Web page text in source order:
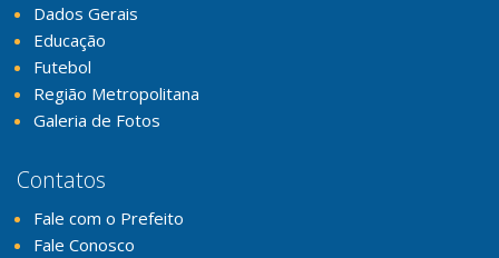
Dados Gerais
Educação
Futebol
Região Metropolitana
Galeria de Fotos
Contatos
Fale com o Prefeito
Fale Conosco